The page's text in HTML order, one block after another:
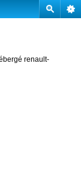
renault-